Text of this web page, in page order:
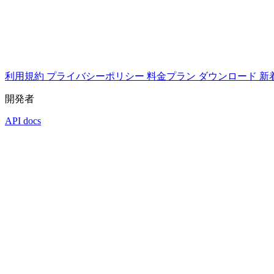
利用規約 プライバシーポリシー 料金プラン ダウンロード 新
開発者
API docs